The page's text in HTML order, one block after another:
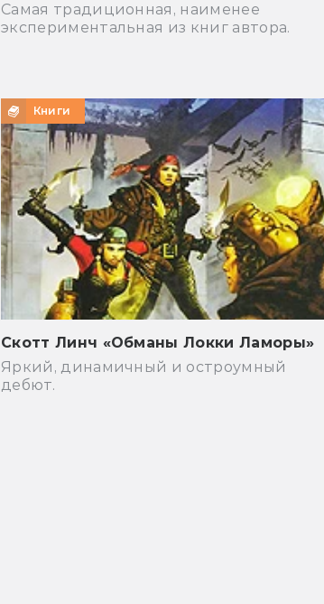
Самая традиционная, наименее
экспериментальная из книг автора.
Книги
Скотт Линч «Обманы Локки Ламоры»
Яркий, динамичный и остроумный
дебют.